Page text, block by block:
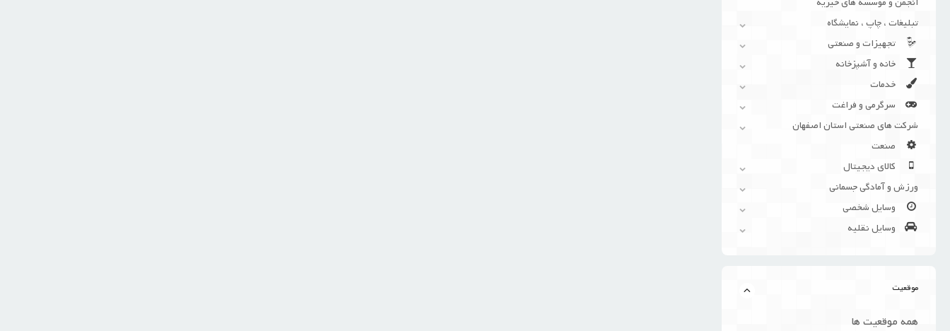
تبلیغات ، چاپ ، نمایشگاه
تجهیزات و صنعتی
خانه و آشپزخانه
خدمات
سرگرمی و فراغت
شرکت های صنعتی استان اصفهان
صنعت
کالای دیجیتال
ورزش و آمادگی جسمانی
وسایل شخصی
وسایل نقلیه
موقعیت
همه موقعیت ها